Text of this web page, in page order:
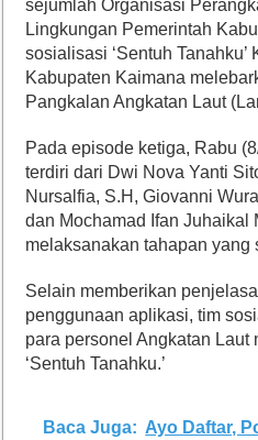
sejumlah Organisasi
Lingkungan Pemerintah
sosialisasi ‘Sentuh Tanahku’
Kabupaten Kaimana
Pangkalan Angkatan Laut
Pada episode ketiga, Rabu
terdiri dari Dwi Nova Yanti
Nursalfia, S.H, ⁠Giovanni
dan ⁠Mochamad Ifan Juhaikal
melaksanakan tahapan yang
Selain memberikan
penggunaan aplikasi, tim
para personel Angkatan Laut
‘Sentuh Tanahku.’
Baca Juga: Ayo Daftar,